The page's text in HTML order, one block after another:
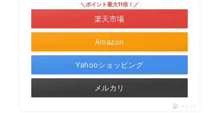
Amazon
＼ポイント最大11倍！／
楽天市場
Yahooショッピング
メルカリ
ポチップ